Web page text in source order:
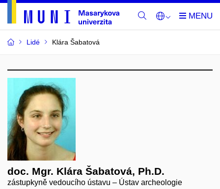
Lidé Klára Šabatová
doc. Mgr. Klára Šabatová, Ph.D.
zástupkyně vedoucího ústavu – Ústav archeologie